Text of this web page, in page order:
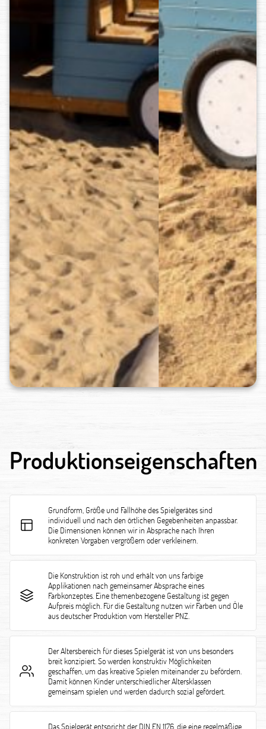
Produktionseigenschaften
Grundform, Größe und Fallhöhe des Spielgerätes sind
individuell und nach den örtlichen Gegebenheiten anpassbar.
Die Dimensionen können wir in Absprache nach Ihren
konkreten Vorgaben vergrößern oder verkleinern.
Die Konstruktion ist roh und erhält von uns farbige
Applikationen nach gemeinsamer Absprache eines
Farbkonzeptes. Eine themenbezogene Gestaltung ist gegen
Aufpreis möglich. Für die Gestaltung nutzen wir Farben und Öle
aus deutscher Produktion vom Hersteller PNZ.
Der Altersbereich für dieses Spielgerät ist von uns besonders
breit konzipiert. So werden konstruktiv Möglichkeiten
geschaffen, um das kreative Spielen miteinander zu befördern.
Damit können Kinder unterschiedlicher Altersklassen
gemeinsam spielen und werden dadurch sozial gefördert.
Das Spielgerät entspricht der DIN EN 1176, die eine regelmäßige